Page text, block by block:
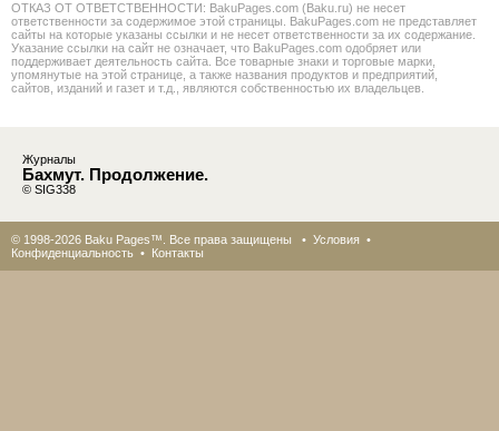
ОТКАЗ ОТ ОТВЕТСТВЕННОСТИ: BakuPages.com (Baku.ru) не несет
ответственности за содержимое этой страницы. BakuPages.com не представляет
сайты на которые указаны ссылки и не несет ответственности за их содержание.
Указание ссылки на сайт не означает, что BakuPages.com одобряет или
поддерживает деятельность сайта. Все товарные знаки и торговые марки,
упомянутые на этой странице, а также названия продуктов и предприятий,
сайтов, изданий и газет и т.д., являются собственностью их владельцев.
Журналы
Бахмут. Продолжение.
© SIG338
© 1998-2026 Baku Pages™. Все права защищены • Условия •
Конфиденциальность • Контакты